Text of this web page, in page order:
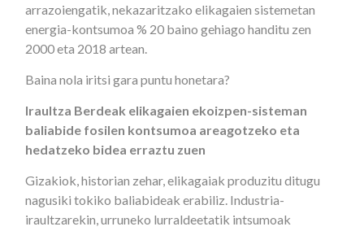
arrazoiengatik, nekazaritzako elikagaien sistemetan
energia-kontsumoa % 20 baino gehiago handitu zen
2000 eta 2018 artean.
Baina nola iritsi gara puntu honetara?
Iraultza Berdeak elikagaien ekoizpen-sisteman
baliabide fosilen kontsumoa areagotzeko eta
hedatzeko bidea erraztu zuen
Gizakiok, historian zehar, elikagaiak produzitu ditugu
nagusiki tokiko baliabideak erabiliz. Industria-
iraultzarekin, urruneko lurraldeetatik intsumoak